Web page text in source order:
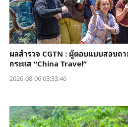
ผลสำรวจ CGTN : ผู้ตอบแบบสอบถ
กระแส “China Travel”
2026-08-06 03:33:46